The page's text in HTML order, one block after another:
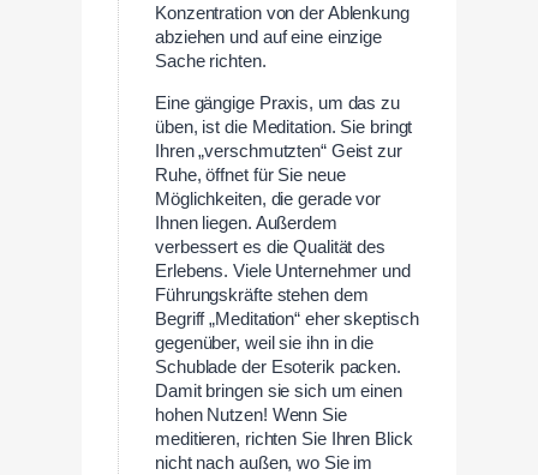
Konzentration von der Ablenkung
abziehen und auf eine einzige
Sache richten.
Eine gängige Praxis, um das zu
üben, ist die Meditation. Sie bringt
Ihren „verschmutzten“ Geist zur
Ruhe, öffnet für Sie neue
Möglichkeiten, die gerade vor
Ihnen liegen. Außerdem
verbessert es die Qualität des
Erlebens. Viele Unternehmer und
Führungskräfte stehen dem
Begriff „Meditation“ eher skeptisch
gegenüber, weil sie ihn in die
Schublade der Esoterik packen.
Damit bringen sie sich um einen
hohen Nutzen! Wenn Sie
meditieren, richten Sie Ihren Blick
nicht nach außen, wo Sie im